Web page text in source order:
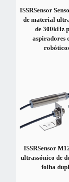
ISSRSensor
de material
de 300kHz
aspiradores
ISSRSensor
ultrassónico de
folha